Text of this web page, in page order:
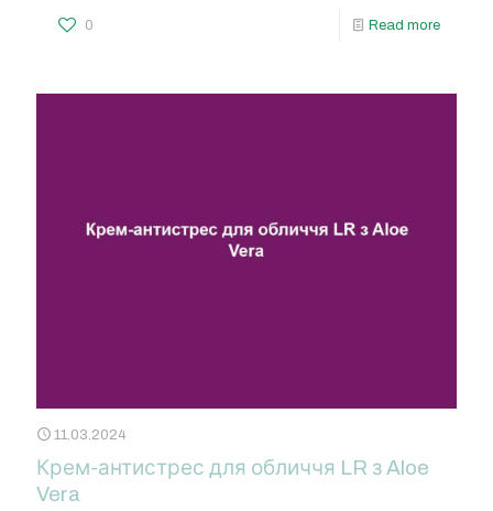
0 Read more
11.03.2024
Крем-антистрес для обличчя LR з Aloe
Vera